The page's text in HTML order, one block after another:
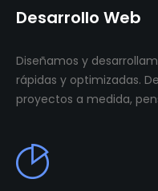
Desarrollo Web
Diseñamos y
rápidas y optimizadas.
proyectos a medida,